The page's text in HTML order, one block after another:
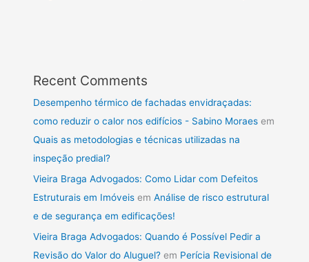
Recent Comments
Desempenho térmico de fachadas envidraçadas:
como reduzir o calor nos edifícios - Sabino Moraes em
Quais as metodologias e técnicas utilizadas na
inspeção predial?
Vieira Braga Advogados: Como Lidar com Defeitos
Estruturais em Imóveis emAnálise de risco estrutural
e de segurança em edificações!
Vieira Braga Advogados: Quando é Possível Pedir a
Revisão do Valor do Aluguel? em Perícia Revisional de